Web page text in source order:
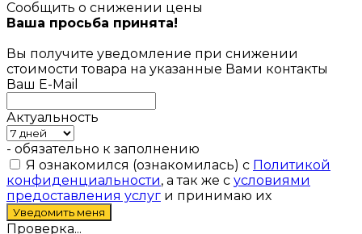
Сообщить о снижении цены
Ваша просьба принята!
Вы получите уведомление при снижении
стоимости товара на указанные Вами контакты
Ваш E-Mail
Актуальность
- обязательно к заполнению
Я ознакомился (ознакомилась) с Политикой
конфиденциальности, а так же с условиями
предоставления услуг и принимаю их
Проверка...